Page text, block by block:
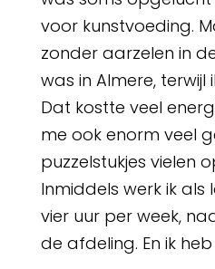
voor kunstvoeding.
zonder aarzelen in
was in Almere, terwijl
Dat kostte veel
me ook enorm veel
puzzelstukjes vielen
Inmiddels werk ik
vier uur per week,
de afdeling. En ik